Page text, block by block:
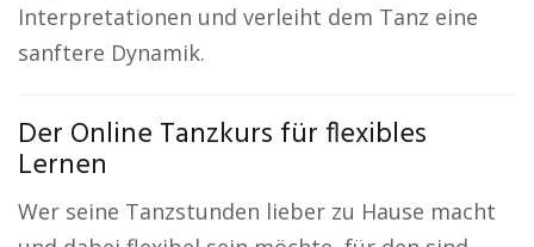
Interpretationen und verleiht dem Tanz eine
sanftere Dynamik.
Der Online Tanzkurs für flexibles
Lernen
Wer seine Tanzstunden lieber zu Hause macht